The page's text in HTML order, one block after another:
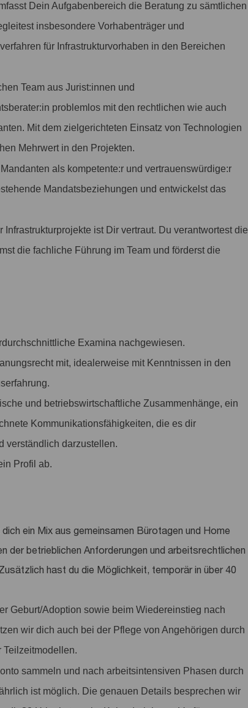
Dein Aufgabenbereich die Beratung zu sämtlichen
insbesondere Vorhabenträger und
für Infrastrukturvorhaben in den Bereichen
Team aus Jurist:innen und
problemlos mit den rechtlichen wie auch
Mit dem zielgerichteten Einsatz von Technologien
Mehrwert in den Projekten.
als kompetente:r und vertrauenswürdige:r
Mandatsbeziehungen und entwickelst das
ist Dir vertraut. Du verantwortest die
die fachliche Führung im Team und förderst die
Examina nachgewiesen.
mit, idealerweise mit Kenntnissen in den
und betriebswirtschaftliche Zusammenhänge, ein
Kommunikationsfähigkeiten, die es dir
verständlich darzustellen.
Profil ab.
ein Mix aus gemeinsamen Bürotagen und Home
der betrieblichen Anforderungen und arbeitsrechtlichen
hast du die Möglichkeit, temporär in über 40
Geburt/Adoption sowie beim Wiedereinstieg nach
wir dich auch bei der Pflege von Angehörigen durch
Teilzeitmodellen.
sammeln und nach arbeitsintensiven Phasen durch
ist möglich. Die genauen Details besprechen wir